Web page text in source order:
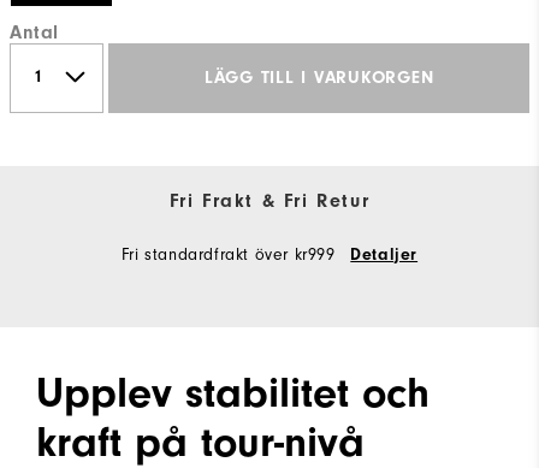
Antal
LÄGG TILL I VARUKORGEN
Fri Frakt & Fri Retur
Fri standardfrakt över kr999 Detaljer
Upplev stabilitet och
kraft på tour-nivå